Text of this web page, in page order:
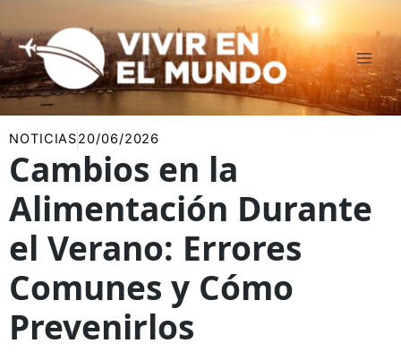
al
contenido
NOTICIAS20/06/2026
Cambios en la
Alimentación Durante
el Verano: Errores
Comunes y Cómo
Prevenirlos